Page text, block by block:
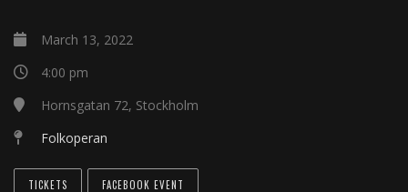
March 13, 2022
4:00 pm
Hornsgatan 72, Stockholm
Folkoperan
TICKETS FACEBOOK EVENT